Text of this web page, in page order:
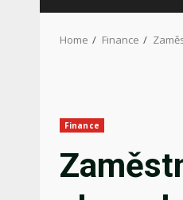
Home Finance
Finance